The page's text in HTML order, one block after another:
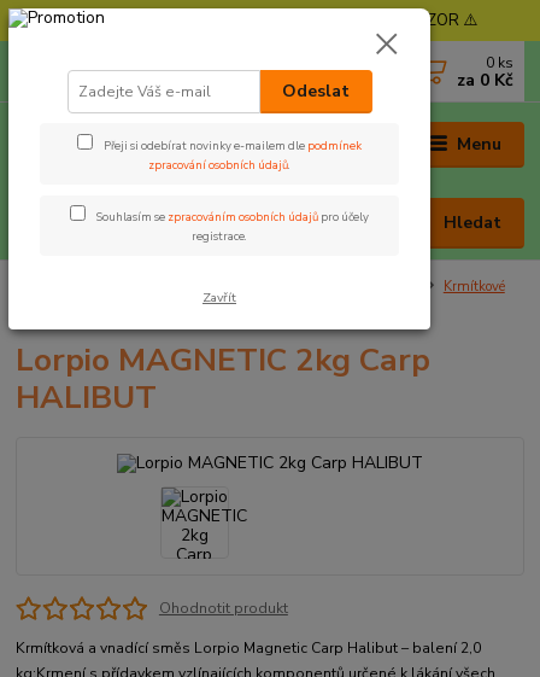
⚠️ POZOR - Objednávky expedujeme od 11. 8. - POZOR ⚠️
Menu
Hledat
0 ks
za 0 Kč
Krmítkové
Lorpio MAGNETIC 2kg Carp HALIBUT
Lorpio MAGNETIC 2kg Carp
HALIBUT
Ohodnotit produkt
Krmítková a vnadící směs Lorpio Magnetic Carp Halibut – balení 2,0
Odeslat
Přeji si odebírat novinky e-mailem dle podmínek
zpracování osobních údajů.
Souhlasím se zpracováním osobních údajů pro účely
registrace.
Zavřít